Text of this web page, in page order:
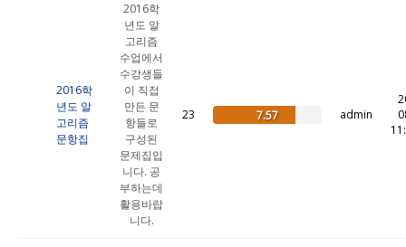
2016학
년도 알
고리즘
문항집
2016학
년도 알
고리즘
수업에서
수강생들
이 직접
만든 문
항들로
구성된
문제집입
니다. 공
부하는데
활용바랍
니다.
23 7.57 admin